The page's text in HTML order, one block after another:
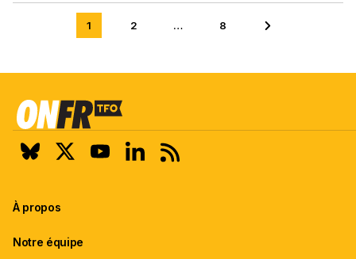
1
Aller
2 …
Aller
8
Aller à la page
À propos
Notre équipe